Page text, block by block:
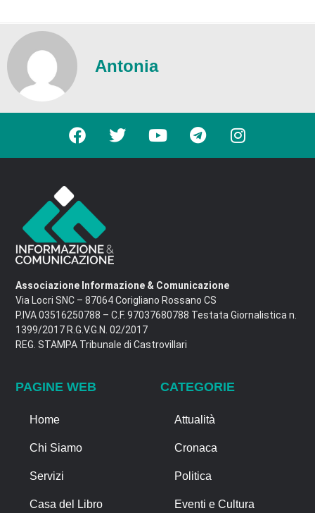
Antonia
Associazione Informazione & Comunicazione
Via Locri SNC – 87064 Corigliano Rossano CS
P.IVA 03516250788 – C.F. 97037680788 Testata Giornalistica n.
1399/2017 R.G.V.G.N. 02/2017
REG. STAMPA Tribunale di Castrovillari
PAGINE WEB
Home
Chi Siamo
Servizi
Casa del Libro
CATEGORIE
Attualità
Cronaca
Politica
Eventi e Cultura